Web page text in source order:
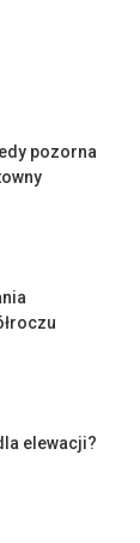
pozorna
elewacji?